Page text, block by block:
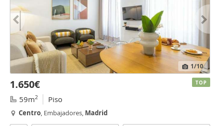
1/10
1.650€
59m2 Piso
Centro, Embajadores, Madrid
TOP